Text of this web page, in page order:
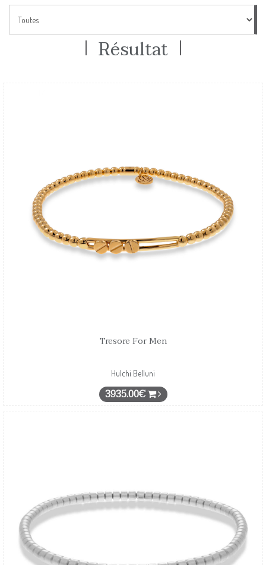
Résultat
Tresore For Men
Hulchi Belluni
3935.00€